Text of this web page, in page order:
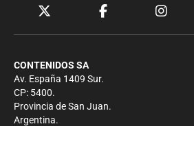
CONTENIDOS SA
Av. España 1409 Sur.
CP: 5400.
Provincia de San Juan.
Argentina.